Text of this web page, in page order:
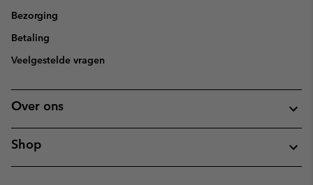
Bezorging
Betaling
Veelgestelde vragen
Over ons
Shop